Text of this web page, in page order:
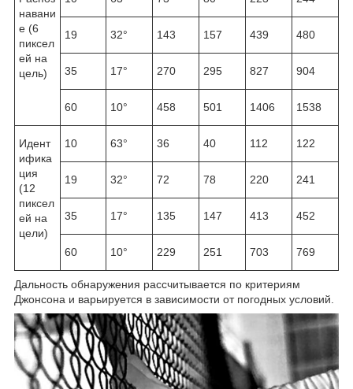
навани
е (6
пиксел
ей на
цель)
19 32° 143 157 439 480
35 17° 270 295 827 904
60 10° 458 501 1406 1538
Идент
ифика
ция
(12
пиксел
ей на
цели)
10 63° 36 40 112 122
19 32° 72 78 220 241
35 17° 135 147 413 452
60 10° 229 251 703 769
Дальность обнаружения рассчитывается по критериям
Джонсона и варьируется в зависимости от погодных условий.